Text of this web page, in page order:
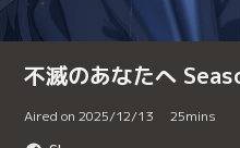
不滅のあなたへ
Aired on 2025/12/13 25mins